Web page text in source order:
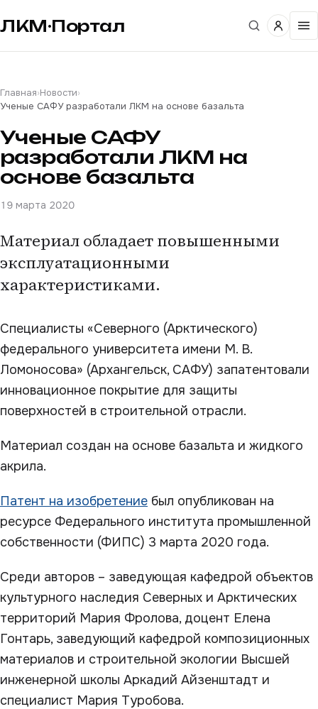
ЛКМ·Портал
Главная›Новости›
Ученые САФУ разработали ЛКМ на основе базальта
Ученые САФУ
разработали ЛКМ на
основе базальта
19 марта 2020
Материал обладает повышенными
эксплуатационными
характеристиками.
Специалисты «Северного (Арктического)
федерального университета имени М. В.
Ломоносова» (Архангельск, САФУ) запатентовали
инновационное покрытие для защиты
поверхностей в строительной отрасли.
Материал создан на основе базальта и жидкого
акрила.
Патент на изобретение был опубликован на
ресурсе Федерального института промышленной
собственности (ФИПС) 3 марта 2020 года.
Среди авторов – заведующая кафедрой объектов
культурного наследия Северных и Арктических
территорий Мария Фролова, доцент Елена
Гонтарь, заведующий кафедрой композиционных
материалов и строительной экологии Высшей
инженерной школы Аркадий Айзенштадт и
специалист Мария Туробова.